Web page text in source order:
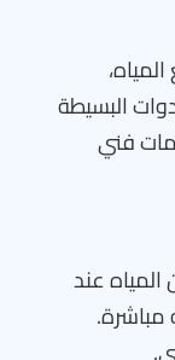
البسيطة
فني
عند
مباشرة.